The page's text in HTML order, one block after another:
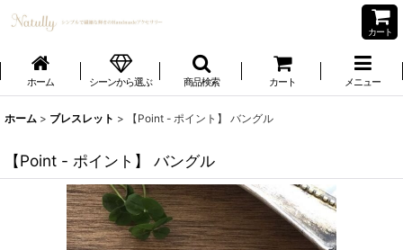
カート
ホーム シーンから選ぶ 商品検索 カート メニュー
ホーム > ブレスレット > 【Point - ポイント】 バングル
【Point - ポイント】 バングル